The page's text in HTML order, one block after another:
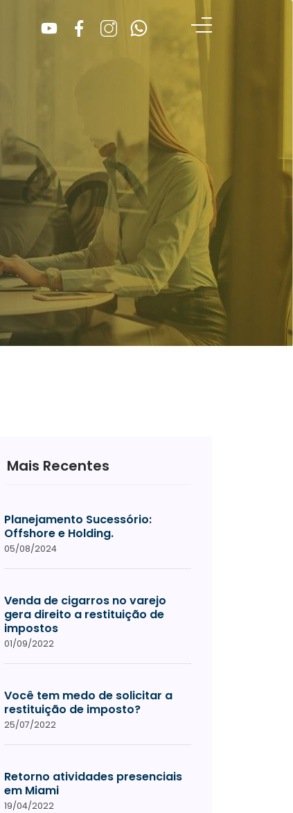
Mais Recentes
Planejamento Sucessório:
Offshore e Holding.
05/08/2024
Venda de cigarros no varejo
gera direito a restituição de
impostos
01/09/2022
Você tem medo de solicitar a
restituição de imposto?
25/07/2022
Retorno atividades presenciais
em Miami
19/04/2022